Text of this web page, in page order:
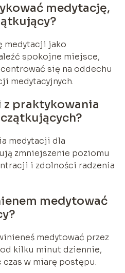
medytację,
medytacji jako
spokojne miejsce,
się na oddechu
medytacyjnych.
z praktykowania
medytacji dla
zmniejszenie poziomu
i zdolności radzenia
medytować
medytować przez
kilku minut dziennie,
w miarę postępu.